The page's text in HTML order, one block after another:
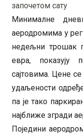
започетом сату
Минималне
аеродромима у
недељни трошак
евра, показују
сајтовима. Цене
удаљености
па је тако
најближе згради
Поједини